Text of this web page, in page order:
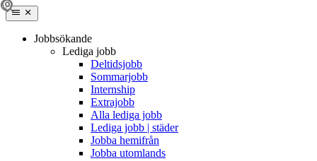
Jobbsökande
Lediga jobb
Deltidsjobb
Sommarjobb
Internship
Extrajobb
Alla lediga jobb
Lediga jobb | städer
Jobba hemifrån
Jobba utomlands